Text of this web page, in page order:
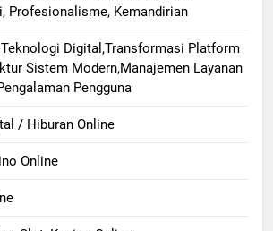
Profesionalisme, Kemandirian
Digital,Transformasi Platform
Sistem Modern,Manajemen Layanan
Pengguna
/ Hiburan Online
Online